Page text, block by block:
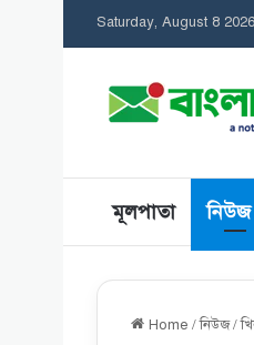
Saturday, August 8 2026
মূলপাতা নিউজ
Home /নিউজ/